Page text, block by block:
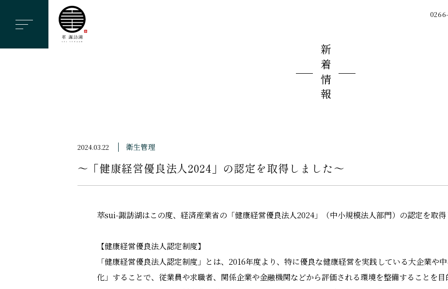
ー
新着情報
〜「健康経営優良法人2024」の認定を取得しました〜
2024.03.22 衛生管理
萃sui-諏訪湖はこの度、経済産業省の「健康経営優良法人2024」（中小規模法人部門）の認定を取得
【健康経営優良法人認定制度】
「健康経営優良法人認定制度」とは、2016年度より、特に優良な健康経営を実践している大企業や
化」することで、従業員や求職者、関係企業や金融機関などから評価される環境を整備することを